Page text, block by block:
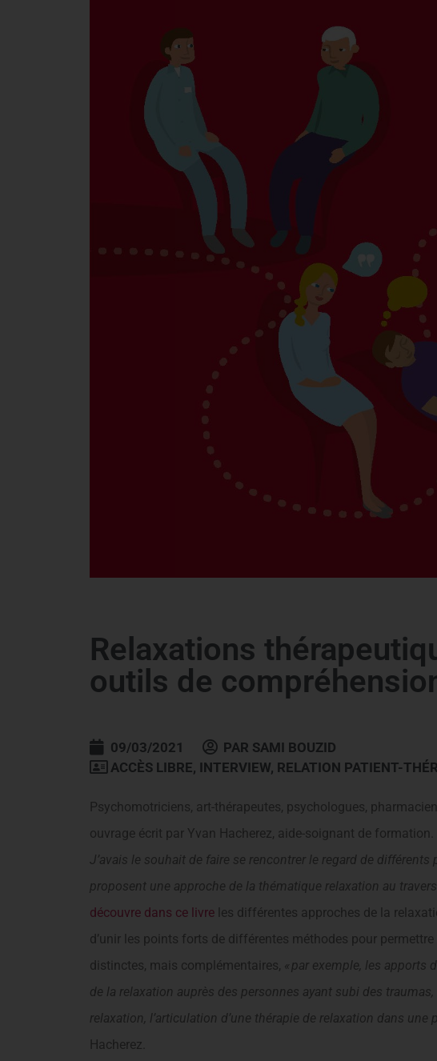
Relaxations
outils de
09/03/2021 PAR SAMI BOUZID
ACCÈS LIBRE, INTERVIEW, RELATION PATIENT-
Psychomotriciens, art-thérapeutes, psychologues,
ouvrage écrit par Yvan Hacherez, aide-soignant de formation.
J’avais le souhait de faire se rencontrer le regard de
proposent une approche de la thématique relaxation au travers
découvre dans ce livre les différentes approches de la
d’unir les points forts de différentes méthodes pour
distinctes, mais complémentaires, « par exemple, les apports
de la relaxation auprès des personnes ayant subi des
relaxation, l’articulation d’une thérapie de relaxation dans une
Hacherez.